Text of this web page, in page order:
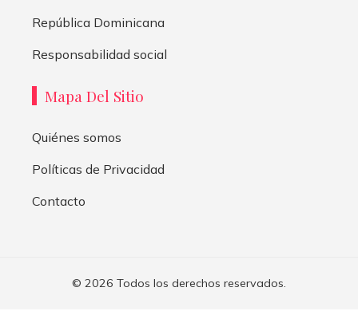
República Dominicana
Responsabilidad social
Mapa Del Sitio
Quiénes somos
Políticas de Privacidad
Contacto
© 2026 Todos los derechos reservados.